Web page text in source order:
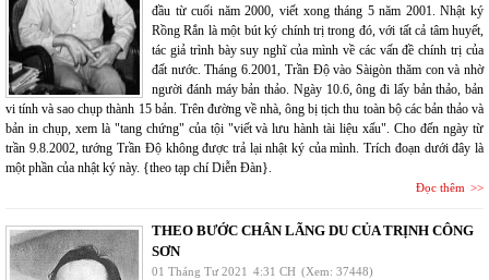
đầu từ cuối năm 2000, viết xong tháng 5 năm 2001. Nhật ký
Rồng Rắn là một bút ký chính trị trong đó, với tất cả tâm huyết,
tác giả trình bày suy nghĩ của mình về các vấn đề chính trị của
đất nước. Tháng 6.2001, Trần Độ vào Sàigòn thăm con và nhờ
người đánh máy bản thảo. Ngày 10.6, ông đi lấy bản thảo, bản
vi tính và sao chụp thành 15 bản. Trên đường về nhà, ông bị tịch thu toàn bộ các bản thảo và
bản in chụp, xem là "tang chứng" của tội "viết và lưu hành tài liệu xấu". Cho đến ngày từ
trần 9.8.2002, tướng Trần Độ không được trả lại nhật ký của mình. Trích đoạn dưới đây là
một phần của nhật ký này. {theo tạp chí Diễn Đàn}.
Đọc thêm
THEO BƯỚC CHÂN LÃNG DU CỦA TRỊNH CÔNG
SƠN
01 Tháng Tư 2021 4:31 CH (Xem: 37448)